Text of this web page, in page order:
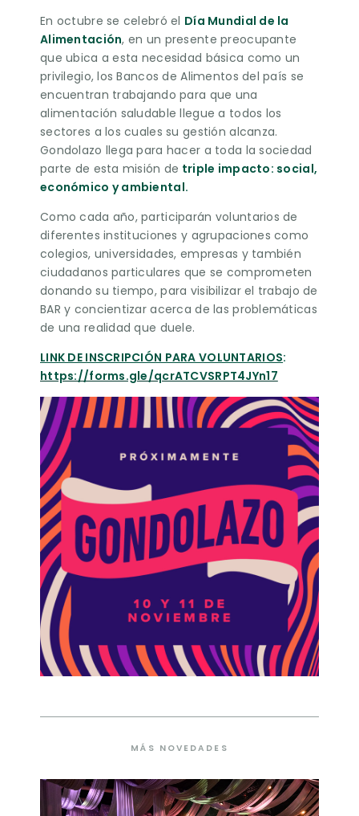
En octubre se celebró el Día Mundial de la
Alimentación, en un presente preocupante
que ubica a esta necesidad básica como un
privilegio, los Bancos de Alimentos del país se
encuentran trabajando para que una
alimentación saludable llegue a todos los
sectores a los cuales su gestión alcanza.
Gondolazo llega para hacer a toda la sociedad
parte de esta misión de triple impacto: social,
económico y ambiental.
Como cada año, participarán voluntarios de
diferentes instituciones y agrupaciones como
colegios, universidades, empresas y también
ciudadanos particulares que se comprometen
donando su tiempo, para visibilizar el trabajo de
BAR y concientizar acerca de las problemáticas
de una realidad que duele.
LINK DE INSCRIPCIÓN PARA VOLUNTARIOS:
https://forms.gle/qcrATCVSRPT4JYn17
MÁS NOVEDADES